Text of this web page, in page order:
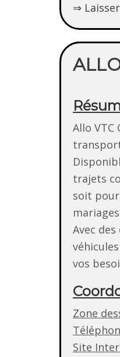
⇒
Allo
trajets
soit
Avec
vos
Zone
Site